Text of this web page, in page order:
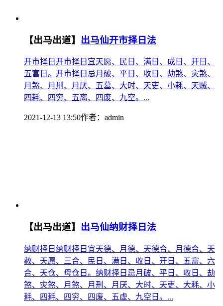
【出马出道】 出马仙开市择日法
开市择日开市择日宜天愿、民日、满日、成日、开日、
五富日。开市择日忌月破、平日、收日、劫煞、灾煞、
月煞、月刑、月厌、五墓、大时、天吏、小耗、天贼、
四耗、四穷、五离、四废、九空。...
2021-12-13 13:50作者： admin
【出马出道】 出马仙纳财择日法
纳财择日纳财择日宜天德、月德、天德合、月德合、天
赦、天愿、三合、民日、满日、收日、开日、五富、六
合、天仓、母仓日。纳财择日忌月破、平日、收日、劫
煞、灾煞、月煞、月刑、月厌、大时、天吏、大耗、小
耗、四耗、四穷、四废、五虚、九空日。...